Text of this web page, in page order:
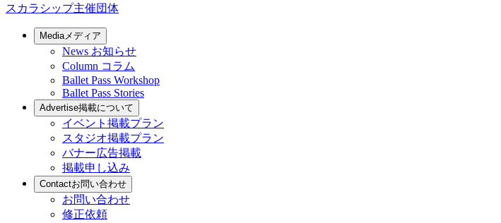
スカラシップ主催団体
Mediaメディア
News お知らせ
Column コラム
Ballet Pass Workshop
Ballet Pass Stories
Advertise掲載について
イベント掲載プラン
スタジオ掲載プラン
バナー広告掲載
掲載申し込み
Contactお問い合わせ
お問い合わせ
修正依頼